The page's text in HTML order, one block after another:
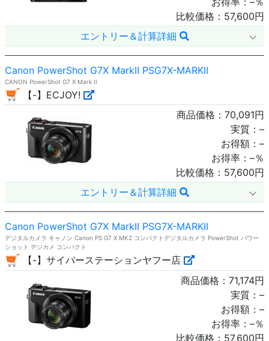
比較価格： 57,600円
エントリー＆計算詳細
Canon PowerShot G7X MarkII PSG7X-MARKII
CANON PowerShot G7 X Mark II
【-】ECJOY!
商品価格： 70,091円
実質： –
お得額： –
お得率： –％
比較価格： 57,600円
エントリー＆計算詳細
Canon PowerShot G7X MarkII PSG7X-MARKII
デジタルカメラ キャノン Canon PS G7 X MK2 コンパクトデジタルカメラ PowerShot パワー
ショット デジカメ コンパクト
【-】サイバーステーションヤフー店
商品価格： 71,174円
実質： –
お得額： –
お得率： –％
比較価格： 57,600円